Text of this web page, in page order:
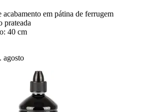
acabamento em pátina de ferrugem
prateada
40 cm
agosto